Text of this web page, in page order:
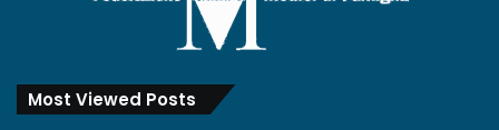
Most Viewed Posts